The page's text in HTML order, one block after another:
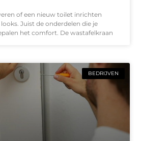
of een nieuw toilet inrichten
Juist de onderdelen die je
het comfort. De wastafelkraan
BEDRIJVEN